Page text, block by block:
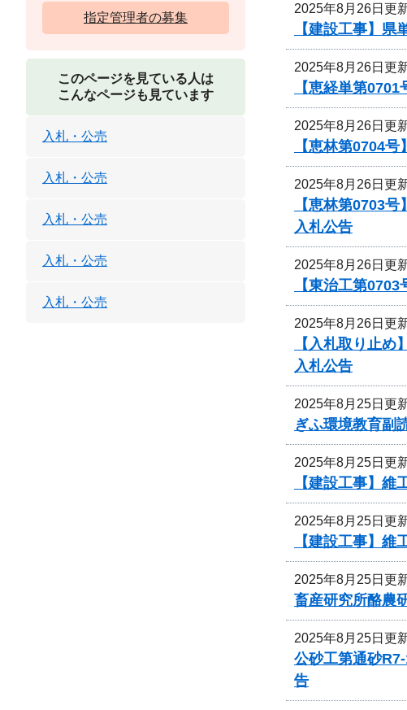
2025年8月26日更
【建設工事】
2025年8月26日更
【恵経単第
2025年8月26日更
【恵林第0704
2025年8月26日更
【恵林第0703
入札公告
2025年8月26日更
【東治工第
2025年8月26日更
【入札取り止
入札公告
2025年8月25日更
ぎふ環境教育副
2025年8月25日更
【建設工事】
2025年8月25日更
【建設工事】
2025年8月25日更
畜産研究所酪農
2025年8月25日更
公砂工第通砂
告
指定管理者の募集
このページを見ている人は
こんなページも見ています
入札・公売
入札・公売
入札・公売
入札・公売
入札・公売